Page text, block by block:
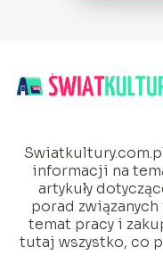
informacji na
artykuły
porad
temat pracy i
tutaj wszystko, co